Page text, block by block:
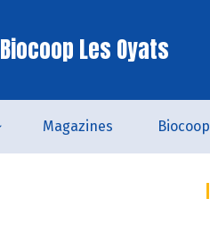
Biocoop Les Oyats
Magazines Biocoop